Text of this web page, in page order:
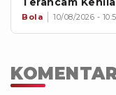
Bola 10/08/2026 -